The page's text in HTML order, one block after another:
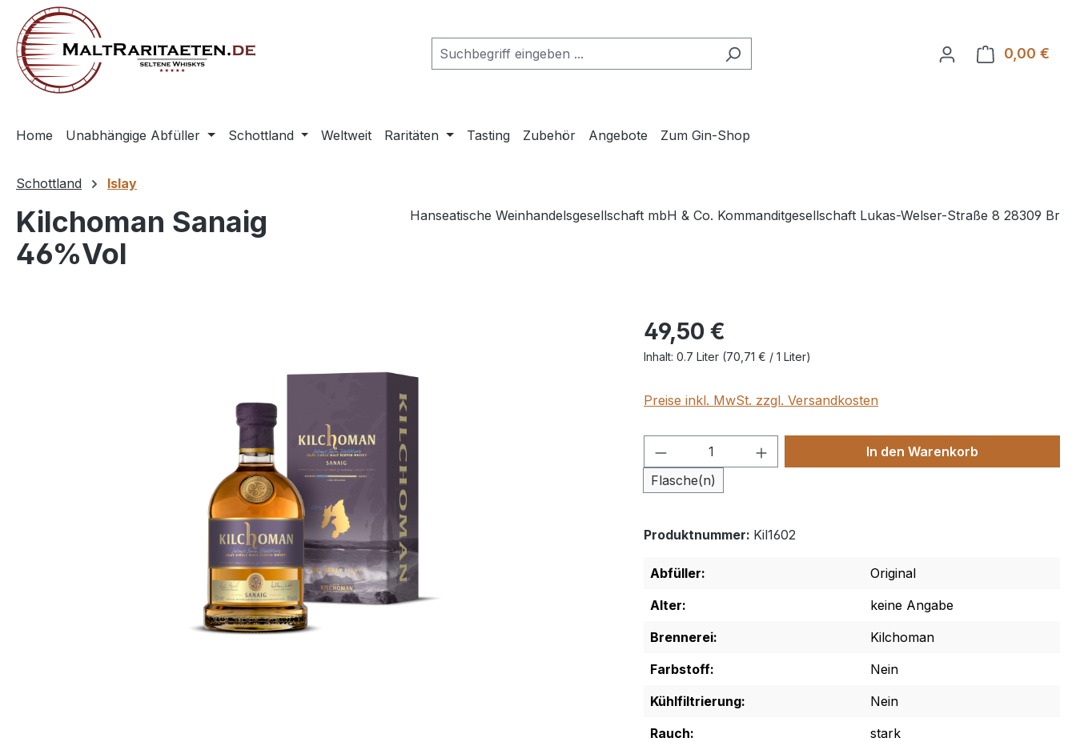
Zur Hauptnavigation springen
0,00 €
Home Unabhängige Abfüller Schottland Weltweit Raritäten Tasting Zubehör Angebote Zum Gin-Shop
Schottland Islay
Kilchoman Sanaig
46%Vol
Hanseatische Weinhandelsgesellschaft mbH & Co. Kommanditgesellschaft Lukas-Welser-Straße 8 28309 Br
49,50 €
Inhalt: 0.7 Liter (70,71 € / 1 Liter)
Preise inkl. MwSt. zzgl. Versandkosten
Produkt Anzahl: Gib den gewünschten Wert
Flasche(n)
In den Warenkorb
Produktnummer: Kil1602
Abfüller:
Original
Alter:
keine Angabe
Brennerei:
Kilchoman
Farbstoff:
Nein
Kühlfiltrierung:
Nein
Rauch:
stark